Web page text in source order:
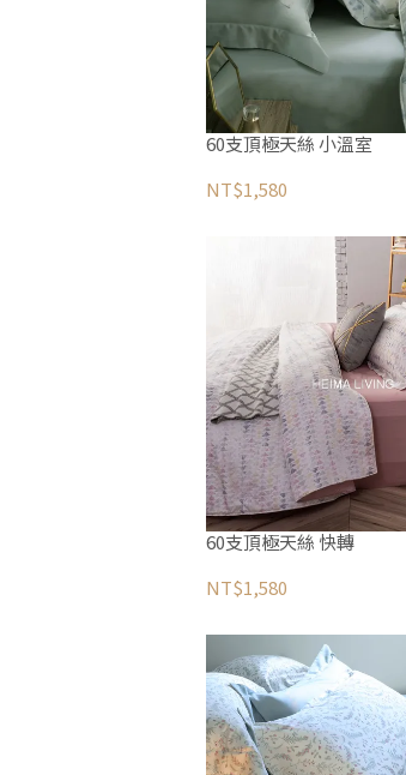
60支頂極天絲 小溫室
NT$1,580
60支頂極天絲 快轉
NT$1,580